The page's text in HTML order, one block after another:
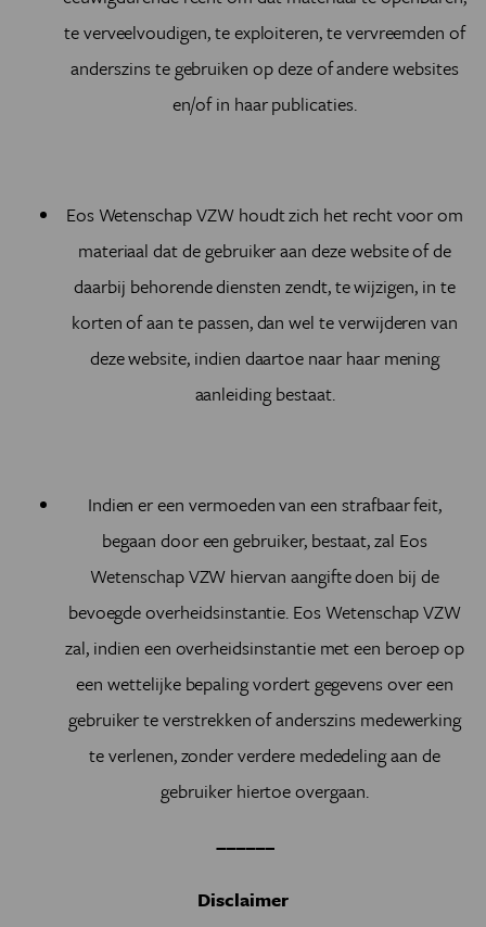
te verveelvoudigen, te exploiteren, te vervreemden of
anderszins te gebruiken op deze of andere websites
en/of in haar publicaties.
Eos Wetenschap VZW houdt zich het recht voor om
materiaal dat de gebruiker aan deze website of de
daarbij behorende diensten zendt, te wijzigen, in te
korten of aan te passen, dan wel te verwijderen van
deze website, indien daartoe naar haar mening
aanleiding bestaat.
Indien er een vermoeden van een strafbaar feit,
begaan door een gebruiker, bestaat, zal Eos
Wetenschap VZW hiervan aangifte doen bij de
bevoegde overheidsinstantie. Eos Wetenschap VZW
zal, indien een overheidsinstantie met een beroep op
een wettelijke bepaling vordert gegevens over een
gebruiker te verstrekken of anderszins medewerking
te verlenen, zonder verdere mededeling aan de
gebruiker hiertoe overgaan.
––––––
Disclaimer